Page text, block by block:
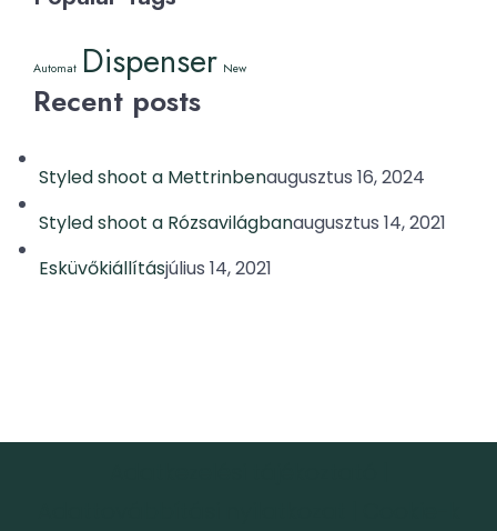
Automat Dispenser New
Recent posts
Styled shoot a Mettrinbenaugusztus 16, 2024
Styled shoot a Rózsavilágbanaugusztus 14, 2021
Esküvőkiállításjúlius 14, 2021